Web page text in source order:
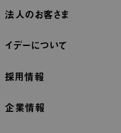
法人のお客さま
イデーについて
採用情報
企業情報